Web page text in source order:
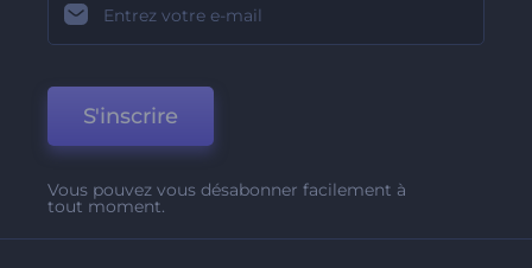
S'inscrire
Vous pouvez vous désabonner facilement à
tout moment.